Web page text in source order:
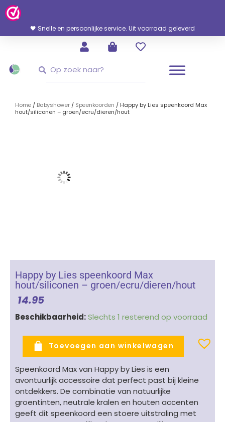
Ga
Naar
Inhoud
🖤 Snelle en persoonlijke service. Uit voorraad geleverd
Home / Babyshower/ Speenkoorden / Happy by Lies speenkoord Max
hout/siliconen – groen/ecru/dieren/hout
Happy by Lies speenkoord Max
hout/siliconen – groen/ecru/dieren/hout
14.95
Beschikbaarheid:Slechts 1 resterend op voorraad
Happy
Lies
speenkoord
hout/siliconen
-
groen/ecru/dieren/hout
aantal
Toevoegen aan winkelwagen
Speenkoord Max van Happy by Lies is een
avontuurlijk accessoire dat perfect past bij kleine
ontdekkers. De combinatie van natuurlijke
groentinten, neutrale kralen en houten accenten
geeft dit speenkoord een stoere uitstraling met